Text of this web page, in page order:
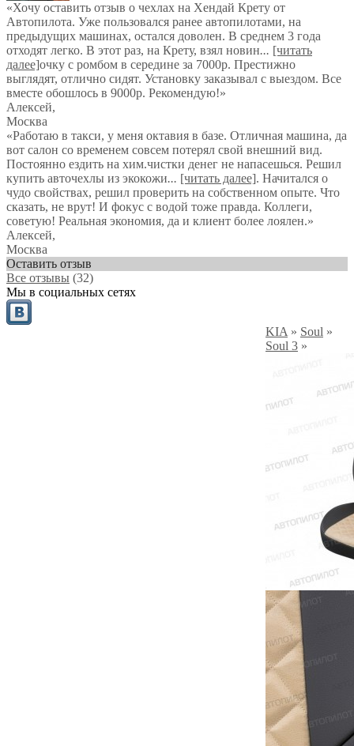
«Хочу оставить отзыв о чехлах на Хендай Крету от
Автопилота. Уже пользовался ранее автопилотами, на
предыдущих машинах, остался доволен. В среднем 3 года
отходят легко. В этот раз, на Крету, взял новин... [читать
далее]очку с ромбом в середине за 7000р. Престижно
выглядят, отлично сидят. Установку заказывал с выездом. Все
вместе обошлось в 9000р. Рекомендую!»
Алексей,
Москва
«Работаю в такси, у меня октавия в базе. Отличная машина, да
вот салон со временем совсем потерял свой внешний вид.
Постоянно ездить на хим.чистки денег не напасешься. Решил
купить авточехлы из экокожи... [читать далее]. Начитался о
чудо свойствах, решил проверить на собственном опыте. Что
сказать, не врут! И фокус с водой тоже правда. Коллеги,
советую! Реальная экономия, да и клиент более лоялен.»
Алексей,
Москва
Оставить отзыв
Все отзывы (32)
Мы в социальных сетях
KIA » Soul »
Soul 3 »